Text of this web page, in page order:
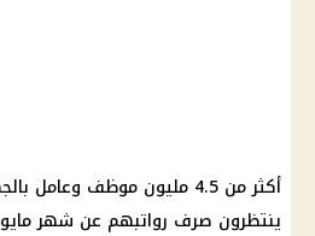
أكثر من 4.5 مليون موظف وعامل